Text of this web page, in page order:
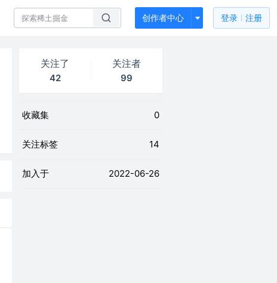
创作者中心 登录 注册
关注了
42
关注者
99
收藏集 0
关注标签 14
加入于 2022-06-26